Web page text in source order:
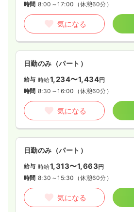
時間 8:00～17:00 （休憩60分）
気になる
日勤のみ（パート）
給与 時給1,234〜1,434円
時間 8:30～16:00 （休憩60分）
気になる
日勤のみ（パート）
給与 時給1,313〜1,663円
時間 8:30～15:30 （休憩60分）
気になる